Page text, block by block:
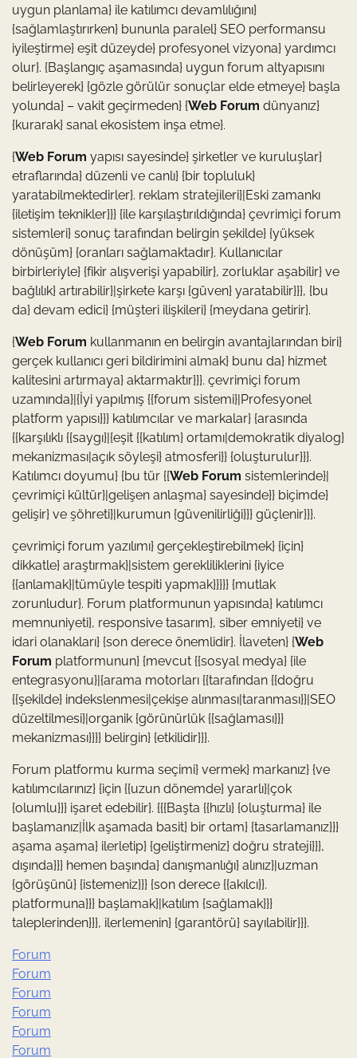
uygun planlama} ile katılımcı devamlılığını}
{sağlamlaştırırken} bununla paralel} SEO performansu
iyileştirme} eşit düzeyde} profesyonel vizyona} yardımcı
olur}. {Başlangıç aşamasında} uygun forum altyapısını
belirleyerek} {gözle görülür sonuçlar elde etmeye} başla
yolunda} – vakit geçirmeden} {Web Forum dünyanız}
{kurarak} sanal ekosistem inşa etme}.
{Web Forum yapısı sayesinde} şirketler ve kuruluşlar}
etraflarında} düzenli ve canlı} {bir topluluk}
yaratabilmektedirler}. reklam stratejileri}|Eski zamankı
{iletişim teknikler}}} {ile karşılaştırıldığında} çevrimiçi forum
sistemleri} sonuç tarafından belirgin şekilde} {yüksek
dönüşüm} {oranları sağlamaktadır}. Kullanıcılar
birbirleriyle} {fikir alışverişi yapabilir}, zorluklar aşabilir} ve
bağlılık} artırabilir}|şirkete karşı {güven} yaratabilir}}}, {bu
da} devam edici} {müşteri ilişkileri} {meydana getirir}.
{Web Forum kullanmanın en belirgin avantajlarından biri}
gerçek kullanıcı geri bildirimini almak} bunu da} hizmet
kalitesini artırmaya} aktarmaktır}}}. çevrimiçi forum
uzamında}|{İyi yapılmış {{forum sistemi}|Profesyonel
platform yapısı}}} katılımcılar ve markalar} {arasında
{{karşılıklı {{saygı}|{eşit {{katılım} ortamı|demokratik diyalog}
mekanizması|açık söyleşi} atmosferi}} {oluşturulur}}}.
Katılımcı doyumu} {bu tür {{Web Forum sistemlerinde}|
çevrimiçi kültür}|gelişen anlaşma} sayesinde}} biçimde}
gelişir} ve şöhreti}|kurumun {güvenilirliği}}} güçlenir}}}.
çevrimiçi forum yazılımı} gerçekleştirebilmek} {için}
dikkatle} araştırmak}|sistem gerekliliklerini {iyice
{{anlamak}|tümüyle tespiti yapmak}}}}} {mutlak
zorunludur}. Forum platformunun yapısında} katılımcı
memnuniyeti}, responsive tasarım}, siber emniyeti} ve
idari olanakları} {son derece önemlidir}. İlaveten} {Web
Forum platformunun} {mevcut {{sosyal medya} {ile
entegrasyonu}|{arama motorları {{tarafından {{doğru
{{şekilde} indekslenmesi|çekişe alınması|taranması}}|SEO
düzeltilmesi}|organik {görünürlük {{sağlaması}}}
mekanizması}}}} belirgin} {etkilidir}}}.
Forum platformu kurma seçimi} vermek} markanız} {ve
katılımcılarınız} {için {{uzun dönemde} yararlı}|çok
{olumlu}}} işaret edebilir}. {{{Başta {{hızlı} {oluşturma} ile
başlamanız|İlk aşamada basit} bir ortam} {tasarlamanız}}}
aşama aşama} ilerletip} {geliştirmeniz} doğru strateji}}},
dışında}}} hemen başında} danışmanlığı} alınız}|uzman
{görüşünü} {istemeniz}}} {son derece {{akılcı}}.
platformuna}}} başlamak}|katılım {sağlamak}}}
taleplerinden}}}, ilerlemenin} {garantörü} sayılabilir}}}.
Forum
Forum
Forum
Forum
Forum
Forum